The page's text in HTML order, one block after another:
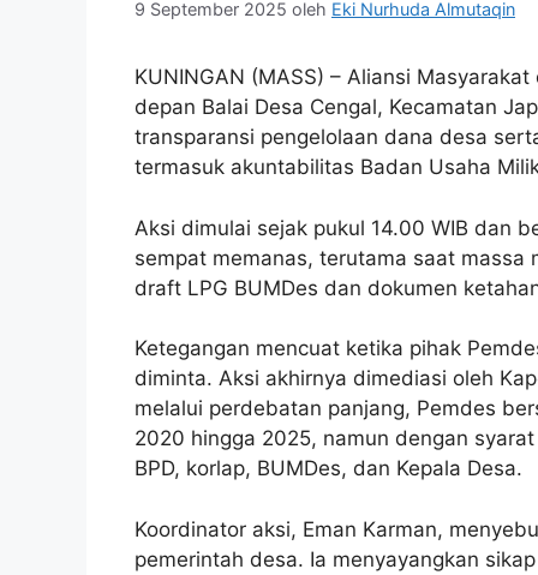
9 September 2025 oleh Eki Nurhuda Almutaqin
KUNINGAN (MASS) – Aliansi
depan Balai Desa Cengal, Kecamatan
transparansi pengelolaan dana desa
termasuk akuntabilitas Badan Usaha
Aksi dimulai sejak pukul 14.00 WIB dan
sempat memanas, terutama saat
draft LPG BUMDes dan dokumen
Ketegangan mencuat ketika pihak
diminta. Aksi akhirnya dimediasi oleh
melalui perdebatan panjang, Pemdes
2020 hingga 2025, namun dengan
BPD, korlap, BUMDes, dan Kepala Desa.
Koordinator aksi, Eman Karman,
pemerintah desa. Ia menyayangkan